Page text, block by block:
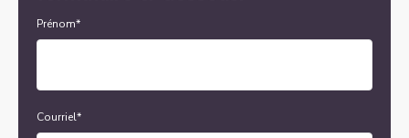
Prénom*
Courriel*